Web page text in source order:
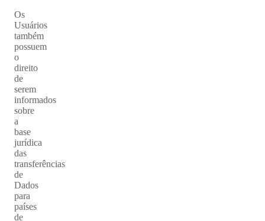
Os
Usuários
também
possuem
o
direito
de
serem
informados
sobre
a
base
jurídica
das
transferências
de
Dados
para
países
de